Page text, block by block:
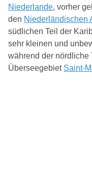
Niederlande, vorher
den Niederländischen
südlichen Teil der
sehr kleinen und
während der nördliche
Überseegebiet Saint-